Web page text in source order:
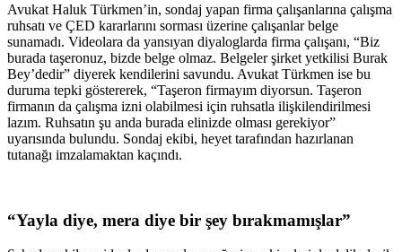
Avukat Haluk Türkmen’in, sondaj yapan firma çalışanlarına çalışma
ruhsatı ve ÇED kararlarını sorması üzerine çalışanlar belge
sunamadı. Videolara da yansıyan diyaloglarda firma çalışanı, “Biz
burada taşeronuz, bizde belge olmaz. Belgeler şirket yetkilisi Burak
Bey’dedir” diyerek kendilerini savundu. Avukat Türkmen ise bu
duruma tepki göstererek, “Taşeron firmayım diyorsun. Taşeron
firmanın da çalışma izni olabilmesi için ruhsatla ilişkilendirilmesi
lazım. Ruhsatın şu anda burada elinizde olması gerekiyor”
uyarısında bulundu. Sondaj ekibi, heyet tarafından hazırlanan
tutanağı imzalamaktan kaçındı.
“Yayla diye, mera diye bir şey bırakmamışlar”